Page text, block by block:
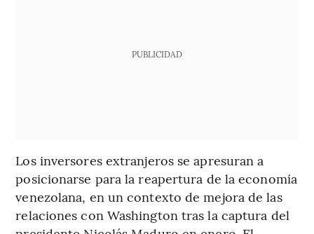
PUBLICIDAD
Los inversores extranjeros se apresuran a
posicionarse para la reapertura de la economía
venezolana, en un contexto de mejora de las
relaciones con Washington tras la captura del